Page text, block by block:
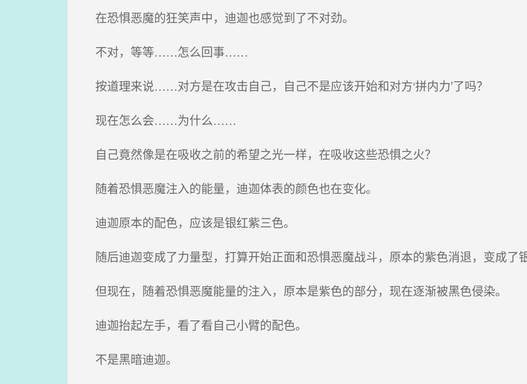
在恐惧恶魔的狂笑声中，迪迦也感觉到了不对劲。
不对，等等……怎么回事……
按道理来说……对方是在攻击自己，自己不是应该开始和对方‘拼内力’了吗？
现在怎么会……为什么……
自己竟然像是在吸收之前的希望之光一样，在吸收这些恐惧之火？
随着恐惧恶魔注入的能量，迪迦体表的颜色也在变化。
迪迦原本的配色，应该是银红紫三色。
随后迪迦变成了力量型，打算开始正面和恐惧恶魔战斗，原本的紫色消退，变成了
但现在，随着恐惧恶魔能量的注入，原本是紫色的部分，现在逐渐被黑色侵染。
迪迦抬起左手，看了看自己小臂的配色。
不是黑暗迪迦。